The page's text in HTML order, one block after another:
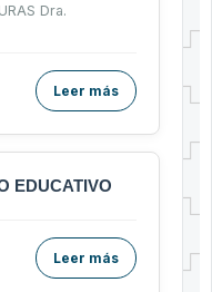
Dra.
Leer más
EDUCATIVO
Leer más